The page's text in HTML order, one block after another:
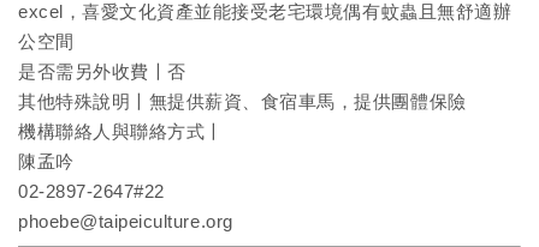
excel，喜愛文化資產並能接受老宅環境偶有蚊蟲且無舒適辦
公空間
是否需另外收費〡否
其他特殊說明〡無提供薪資、食宿車馬，提供團體保險
機構聯絡人與聯絡方式〡
陳孟吟
02-2897-2647#22
phoebe@taipeiculture.org